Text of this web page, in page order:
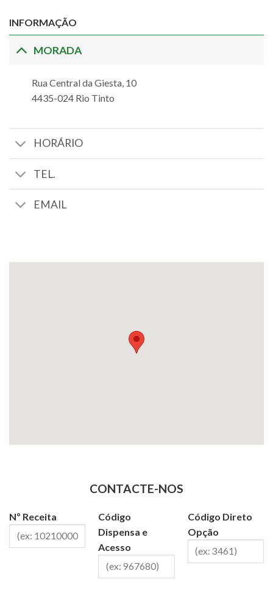
INFORMAÇÃO
MORADA
Rua Central da Giesta, 10
4435-024 Rio Tinto
HORÁRIO
TEL.
EMAIL
CONTACTE-NOS
Nº Receita
Código
Dispensa e
Acesso
Código Direto
Opção